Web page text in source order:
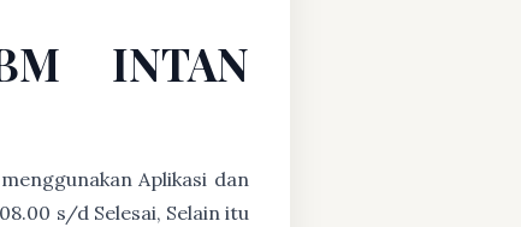
INTAN
Aplikasi dan
s/d Selesai, Selain itu